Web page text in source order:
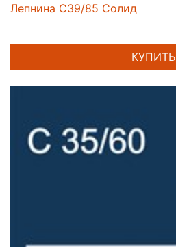
Лепнина C39/85 Солид
КУПИТЬ